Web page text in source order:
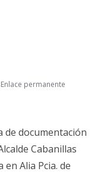
Enlace permanente
de documentación
Cabanillas
Alia Pcia. de